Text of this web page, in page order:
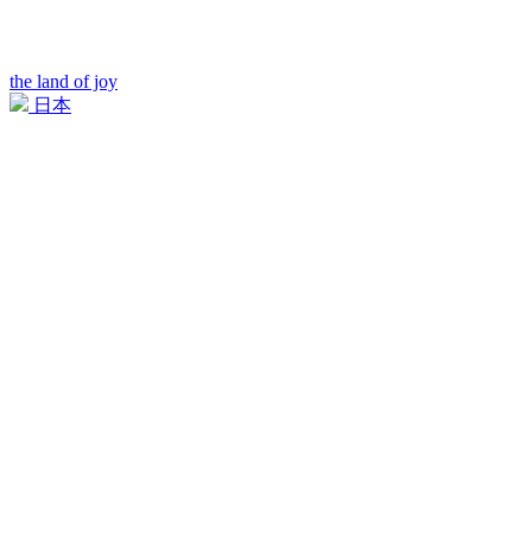
the land of joy
日本